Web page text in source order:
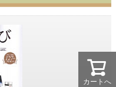
カートへ